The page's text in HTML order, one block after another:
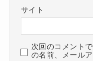
サイト
次回のコメント
の名前、メール